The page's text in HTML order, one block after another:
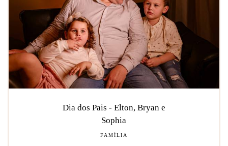
Dia dos Pais - Elton, Bryan e
Sophia
FAMÍLIA